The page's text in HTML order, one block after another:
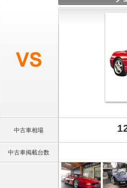
中古車相場
中古車掲載台数